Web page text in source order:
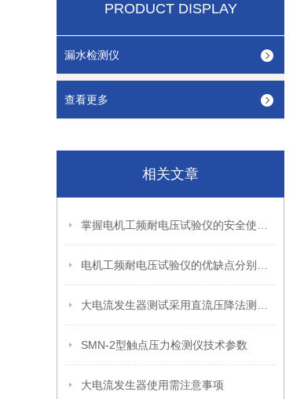
PRODUCT DISPLAY
漏水检测仪
查看更多
相关文章
SMN-2型触点压力检测仪技术参数
大电流发生器使用需注意事项